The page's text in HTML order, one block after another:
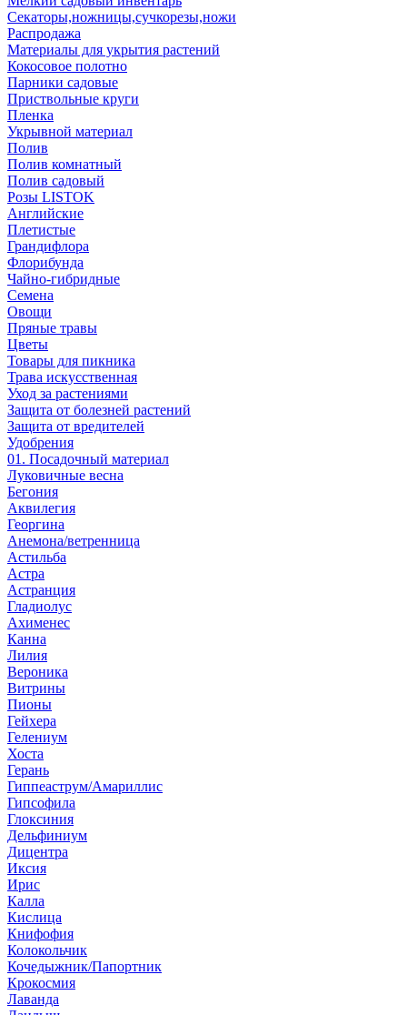
Секаторы,ножницы,сучкорезы,ножи
Распродажа
Материалы для укрытия растений
Кокосовое полотно
Парники садовые
Приствольные круги
Пленка
Укрывной материал
Полив
Полив комнатный
Полив садовый
Розы LISTOK
Английские
Плетистые
Грандифлора
Флорибунда
Чайно-гибридные
Семена
Овощи
Пряные травы
Цветы
Товары для пикника
Трава искусственная
Уход за растениями
Защита от болезней растений
Защита от вредителей
Удобрения
01. Посадочный материал
Луковичные весна
Бегония
Аквилегия
Георгина
Анемона/ветренница
Астильба
Астра
Астранция
Гладиолус
Ахименес
Канна
Лилия
Вероника
Витрины
Пионы
Гейхера
Гелениум
Хоста
Герань
Гиппеаструм/Амариллис
Гипсофила
Глоксиния
Дельфиниум
Дицентра
Иксия
Ирис
Калла
Кислица
Книфофия
Колокольчик
Кочедыжник/Папортник
Крокосмия
Лаванда